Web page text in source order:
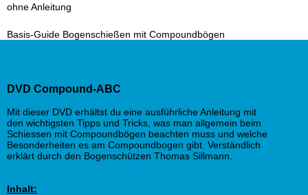
ohne Anleitung
Basis-Guide Bogenschießen mit Compoundbögen
DVD Compound-ABC
Mit dieser DVD erhältst du eine ausführliche Anleitung mit
den wichtigsten Tipps und Tricks, was man allgemein beim
Schiessen mit Compoundbögen beachten muss und welche
Besonderheiten es am Compoundbogen gibt. Verständlich
erklärt durch den Bogenschützen Thomas Sillmann.
Inhalt: